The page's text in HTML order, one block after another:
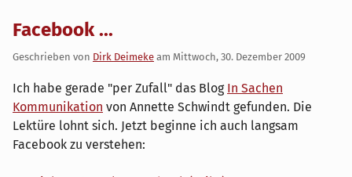
Facebook ...
Geschrieben von Dirk Deimeke am Mittwoch, 30. Dezember 2009
Ich habe gerade "per Zufall" das Blog In Sachen
Kommunikation von Annette Schwindt gefunden. Die
Lektüre lohnt sich. Jetzt beginne ich auch langsam
Facebook zu verstehen: